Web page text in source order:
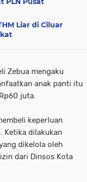
Liar di Ciluar
Zebua mengaku
anak panti itu
juta.
keperluan
Ketika dilakukan
dikelola oleh
dari Dinsos Kota